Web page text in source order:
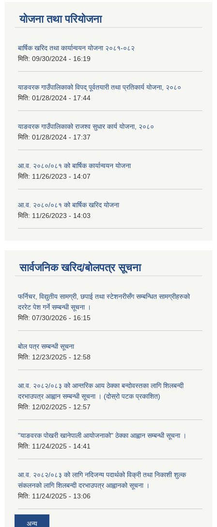
योजना तथा परियोजना
बार्षिक खरिद तथा कार्यान्वयन योजना २०८१-०८२
मिति: 09/30/2024 - 16:19
याङवरक गाउँपालिकाको विपद् पूर्वतयारी तथा प्रतिकार्य योजना, २०८०
मिति: 01/28/2024 - 17:44
याङवरक गाउँपालिकाको राजश्व सुधार कार्य योजना, २०८०
मिति: 01/28/2024 - 17:37
आ.व. २०८०/०८१ को बार्षिक कार्यान्वयन योजना
मिति: 11/26/2023 - 14:07
आ.व. २०८०/०८१ को बार्षिक खरिद योजना
मिति: 11/26/2023 - 14:03
सार्वजनिक खरिद/बोलपत्र सूचना
फर्निचर, विद्युतीय सामग्री, छपाई तथा स्टेशनरीसँग सम्बन्धित सामग्रीहरुको
दररेट पेश गर्ने सम्बन्धी सूचना ।
मिति: 07/30/2026 - 16:15
बोल पत्र सम्बन्धी सूचना
मिति: 12/23/2025 - 12:58
आ.व. २०८२/०८३ को आन्तरिक आय ठेक्का बन्दोवस्तका लागि शिलबन्दी
दरभाउपत्र आह्वान सम्बन्धी सूचना । (दोस्रो पटक प्रकाशित)
मिति: 12/02/2025 - 12:57
"याङवरक पोखरी खानेपाली आयोजनाको" ठेक्का आह्वान सम्बन्धी सूचना ।
मिति: 11/24/2025 - 14:41
आ.व. २०८२/०८३ को लागि नदिजन्य पदार्थको विक्री तथा निकाशी शुल्क
संकलनको लागि शिलबन्दी दरभाउपत्र आह्वानको सूचना ।
मिति: 11/24/2025 - 13:06
अन्य